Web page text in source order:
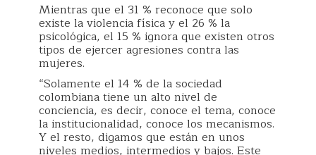
Mientras que el 31 % reconoce que solo
existe la violencia física y el 26 % la
psicológica, el 15 % ignora que existen otros
tipos de ejercer agresiones contra las
mujeres.
“Solamente el 14 % de la sociedad
colombiana tiene un alto nivel de
conciencia, es decir, conoce el tema, conoce
la institucionalidad, conoce los mecanismos.
Y el resto, digamos que están en unos
niveles medios, intermedios y bajos. Este